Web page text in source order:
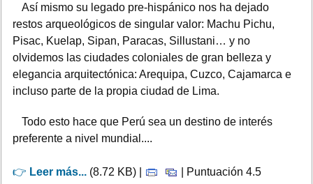
Así mismo su legado pre-hispánico nos ha dejado
restos arqueológicos de singular valor: Machu Pichu,
Pisac, Kuelap, Sipan, Paracas, Sillustani… y no
olvidemos las ciudades coloniales de gran belleza y
elegancia arquitectónica: Arequipa, Cuzco, Cajamarca e
incluso parte de la propia ciudad de Lima.
Todo esto hace que Perú sea un destino de interés
preferente a nivel mundial....
👉 Leer más... (8.72 KB) | | Puntuación 4.5